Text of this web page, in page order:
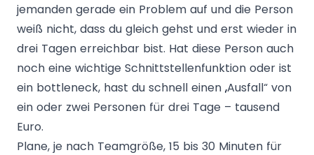
jemanden gerade ein Problem auf und die Person
weiß nicht, dass du gleich gehst und erst wieder in
drei Tagen erreichbar bist. Hat diese Person auch
noch eine wichtige Schnittstellenfunktion oder ist
ein bottleneck, hast du schnell einen „Ausfall“ von
ein oder zwei Personen für drei Tage – tausend
Euro.
Plane, je nach Teamgröße, 15 bis 30 Minuten für